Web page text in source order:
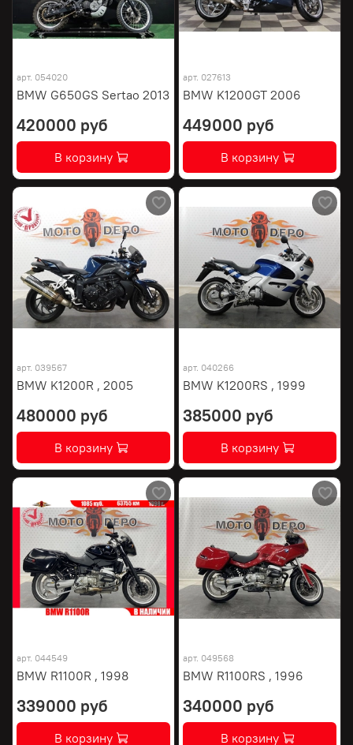
арт. 054020
BMW G650GS Sertao 2013
420000 руб
В корзину
арт. 027613
BMW K1200GT 2006
449000 руб
В корзину
арт. 039567
BMW K1200R , 2005
480000 руб
В корзину
арт. 040266
BMW K1200RS , 1999
385000 руб
В корзину
арт. 044549
BMW R1100R , 1998
339000 руб
В корзину
арт. 049568
BMW R1100RS , 1996
340000 руб
В корзину